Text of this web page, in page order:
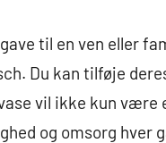
til en ven eller
Du kan tilføje
vil ikke kun
og omsorg hver